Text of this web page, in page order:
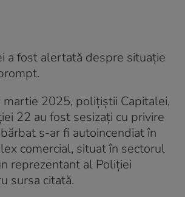
a fost alertată despre situație
martie 2025, polițiștii Capitalei,
22 au fost sesizați cu privire
s-ar fi autoincendiat în
comercial, situat în sectorul
reprezentant al Poliției
sursa citată.